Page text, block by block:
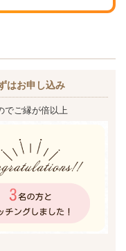
はお申し込み
でご縁が倍以上